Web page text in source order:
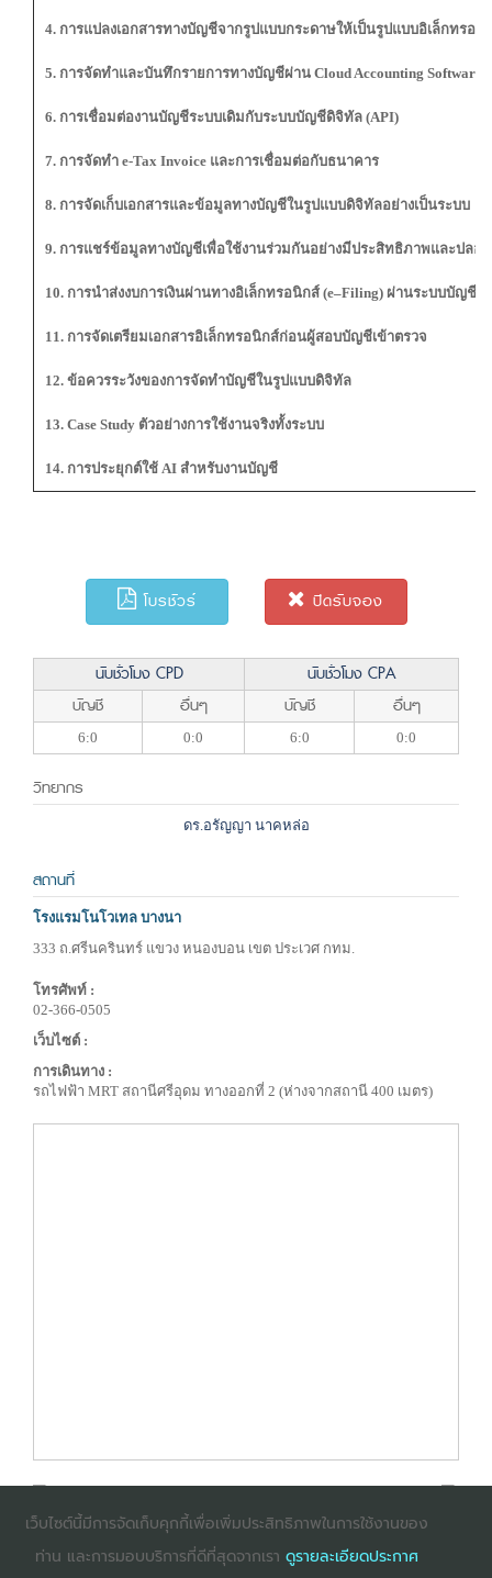
4. การแปลงเอกสารทางบัญชีจากรูปแบบกระดาษให้เป็นรูปแบบอิเล็กทรอนิก
5. การจัดทำและบันทึกรายการทางบัญชีผ่าน Cloud Accounting Software
6. การเชื่อมต่องานบัญชีระบบเดิมกับระบบบัญชีดิจิทัล (API)
7. การจัดทำ e-Tax Invoice และการเชื่อมต่อกับธนาคาร
8. การจัดเก็บเอกสารและข้อมูลทางบัญชีในรูปแบบดิจิทัลอย่างเป็นระบบ
9. การแชร์ข้อมูลทางบัญชีเพื่อใช้งานร่วมกันอย่างมีประสิทธิภาพและปลอ
10. การนำส่งงบการเงินผ่านทางอิเล็กทรอนิกส์ (e–Filing) ผ่านระบบบัญชีดิ
11. การจัดเตรียมเอกสารอิเล็กทรอนิกส์ก่อนผู้สอบบัญชีเข้าตรวจ
12. ข้อควรระวังของการจัดทำบัญชีในรูปแบบดิจิทัล
13. Case Study ตัวอย่างการใช้งานจริงทั้งระบบ
14. การประยุกต์ใช้ AI สำหรับงานบัญชี
โบรชัวร์ ปิดรับจอง
นับชั่วโมง CPD
นับชั่วโมง CPA
บัญชี
อื่นๆ บัญชี อื่นๆ
6:0 0:0 6:0 0:0
วิทยากร
ดร.อรัญญา นาคหล่อ
สถานที่
โรงแรมโนโวเทล บางนา
333 ถ.ศรีนครินทร์ แขวง หนองบอน เขต ประเวศ กทม.
โทรศัพท์ :
02-366-0505
เว็บไซต์ :
การเดินทาง :
รถไฟฟ้า MRT สถานีศรีอุดม ทางออกที่ 2 (ห่างจากสถานี 400 เมตร)
: InternetExplorer เวอร์ชั่น 10 ขึ้นไป
เว็บไซต์นี้มีการจัดเก็บคุกกี้เพื่อเพิ่มประสิทธิภาพในการใช้งานของ
ท่าน และการมอบบริการที่ดีที่สุดจากเรา ดูรายละเอียดประกาศ